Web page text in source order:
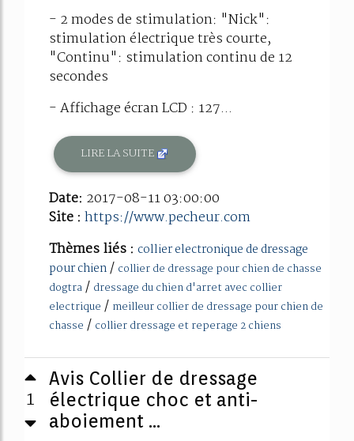
- 2 modes de stimulation: "Nick":
stimulation électrique très courte,
"Continu": stimulation continu de 12
secondes
- Affichage écran LCD : 127...
LIRE LA SUITE
Date: 2017-08-11 03:00:00
Site : https://www.pecheur.com
Thèmes liés : collier electronique de dressage
pour chien/ collier de dressage pour chien de chasse
dogtra/ dressage du chien d'arret avec collier
electrique / meilleur collier de dressage pour chien de
chasse / collier dressage et reperage 2 chiens
1
Avis Collier de dressage
électrique choc et anti-
aboiement ...